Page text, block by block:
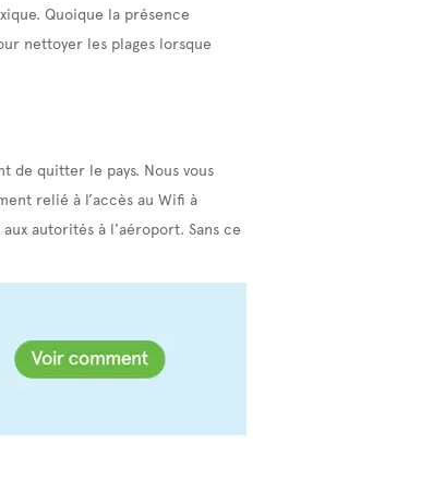
Quoique la présence
nettoyer les plages lorsque
de quitter le pays. Nous vous
relié à l’accès au Wifi à
autorités à l'aéroport. Sans ce